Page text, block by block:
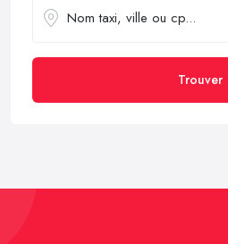
Trouver